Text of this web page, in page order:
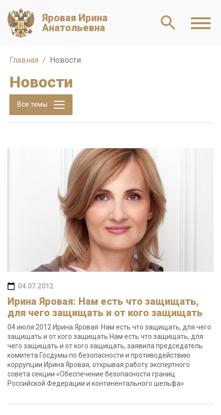
Яровая Ирина
Анатольевна
Главная Новости
Новости
Все темы
04.07.2012
Ирина Яровая: Нам есть что защищать,
для чего защищать и от кого защищать
04 июля 2012 Ирина Яровая: Нам есть что защищать, для чего
защищать и от кого защищать Нам есть что защищать, для
чего защищать и от кого защищать, заявила председатель
комитета Госдумы по безопасности и противодействию
коррупции Ирина Яровая, открывая работу экспертного
совета секции «Обеспечение безопасности границ
Российской Федерации и континентального шельфа»